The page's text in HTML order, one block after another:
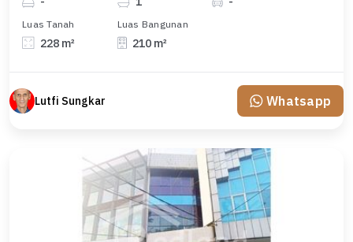
Luas Tanah
228 m²
Luas Bangunan
210 m²
Lutfi Sungkar Whatsapp